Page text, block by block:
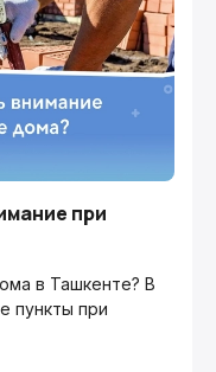
при
в Ташкенте? В
пункты при